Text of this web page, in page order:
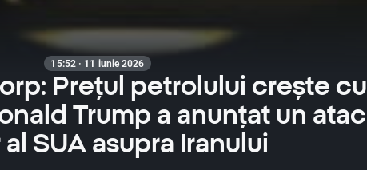
15:52 · 11 iunie 2026
Prețul petrolului crește cu
Trump a anunțat un atac
SUA asupra Iranului